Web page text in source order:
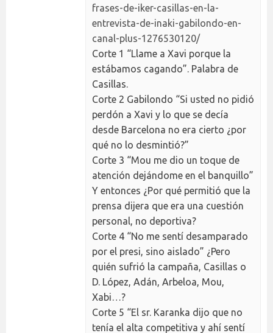
frases-de-iker-casillas-en-la-
entrevista-de-inaki-gabilondo-en-
canal-plus-1276530120/
Corte 1 “Llame a Xavi porque la
estábamos cagando”. Palabra de
Casillas.
Corte 2 Gabilondo “Si usted no pidió
perdón a Xavi y lo que se decía
desde Barcelona no era cierto ¿por
qué no lo desmintió?”
Corte 3 “Mou me dio un toque de
atención dejándome en el banquillo”
Y entonces ¿Por qué permitió que la
prensa dijera que era una cuestión
personal, no deportiva?
Corte 4 “No me sentí desamparado
por el presi, sino aislado” ¿Pero
quién sufrió la campaña, Casillas o
D. López, Adán, Arbeloa, Mou,
Xabi…?
Corte 5 “El sr. Karanka dijo que no
tenía el alta competitiva y ahí sentí